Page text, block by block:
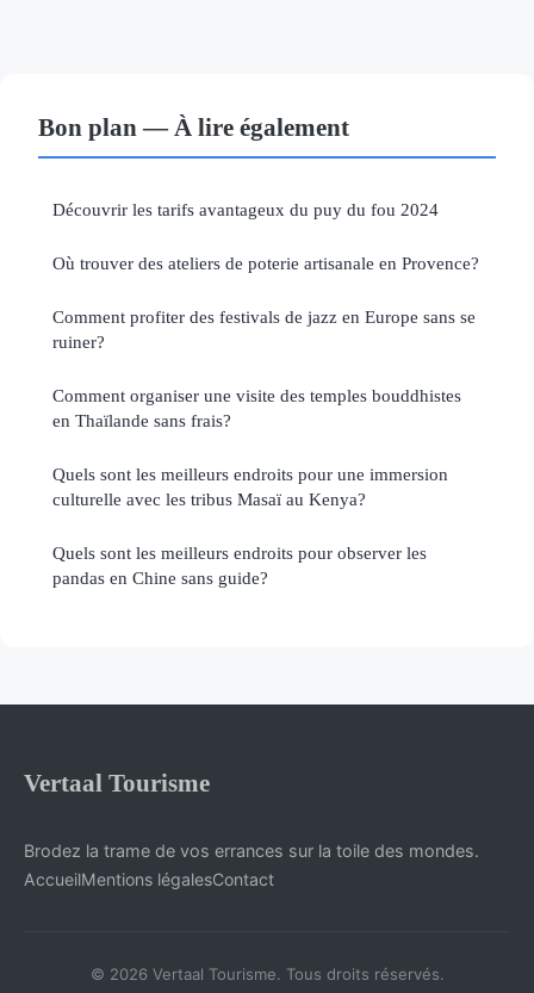
Bon plan — À lire également
Découvrir les tarifs avantageux du puy du fou 2024
Où trouver des ateliers de poterie artisanale en Provence?
Comment profiter des festivals de jazz en Europe sans se
ruiner?
Comment organiser une visite des temples bouddhistes
en Thaïlande sans frais?
Quels sont les meilleurs endroits pour une immersion
culturelle avec les tribus Masaï au Kenya?
Quels sont les meilleurs endroits pour observer les
pandas en Chine sans guide?
Vertaal Tourisme
Brodez la trame de vos errances sur la toile des mondes.
AccueilMentions légalesContact
© 2026 Vertaal Tourisme. Tous droits réservés.